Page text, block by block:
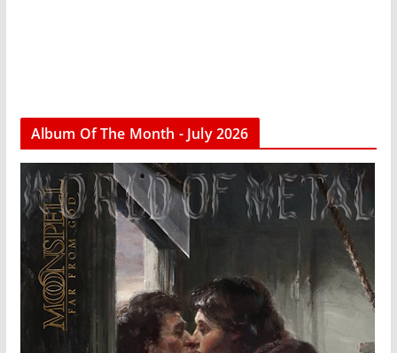
Album Of The Month - July 2026